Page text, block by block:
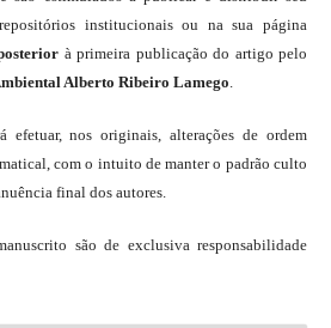
institucionais ou na sua página
à primeira publicação do artigo pelo
Alberto Ribeiro Lamego.
efetuar, nos originais, alterações de ordem
com o intuito de manter o padrão culto
final dos autores.
são de exclusiva responsabilidade